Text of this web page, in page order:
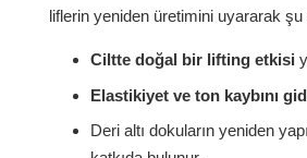
liflerin yeniden üretimini uyararak
Ciltte doğal bir lifting etkisi
Elastikiyet ve ton kaybını
Deri altı dokuların yeniden